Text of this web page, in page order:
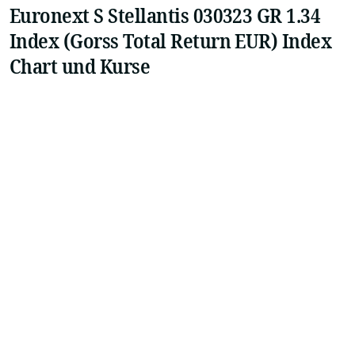
Euronext S Stellantis 030323 GR 1.34
Index (Gorss Total Return EUR) Index
Chart und Kurse